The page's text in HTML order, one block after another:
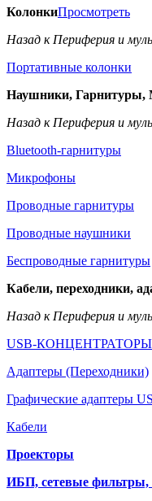
КолонкиПросмотреть
Назад к Периферия и
Портативные колонки
Наушники,
Назад к Периферия и
Bluetooth-гарнитуры
Микрофоны
Проводные гарнитуры
Проводные наушники
Беспроводные гарнитуры
Кабели, переходники,
Назад к Периферия и
USB-КОНЦЕНТРАТОРЫ
Адаптеры (Переходники)
Графические адаптеры
Кабели
Проекторы
ИБП, сетевые фильтры,